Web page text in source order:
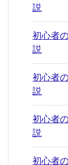
説
初心者
説
初心者
説
初心者
説
初心者